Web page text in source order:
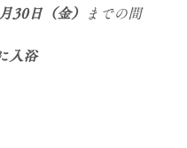
30日（金） までの間
入浴